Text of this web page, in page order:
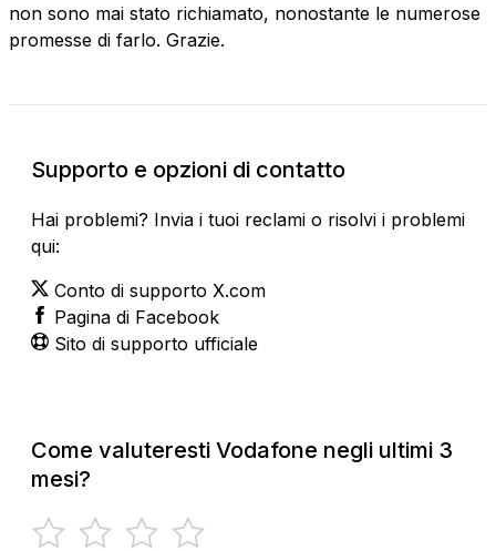
non sono mai stato richiamato, nonostante le numerose
promesse di farlo. Grazie.
Supporto e opzioni di contatto
Hai problemi? Invia i tuoi reclami o risolvi i problemi
qui:
Conto di supporto X.com
Pagina di Facebook
Sito di supporto ufficiale
Come valuteresti Vodafone negli ultimi 3
mesi?